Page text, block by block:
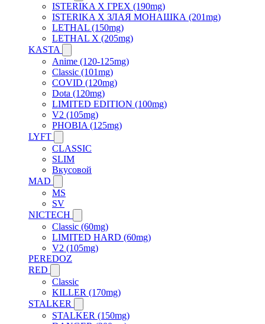
ISTERIKA X ГРЕХ (190mg)
ISTERIKA X ЗЛАЯ МОНАШКА (201mg)
LETHAL (150mg)
LETHAL X (205mg)
KASTA
Anime (120-125mg)
Classic (101mg)
COVID (120mg)
Dota (120mg)
LIMITED EDITION (100mg)
V2 (105mg)
PHOBIA (125mg)
LYFT
CLASSIC
SLIM
Вкусовой
MAD
MS
SV
NICTECH
Classic (60mg)
LIMITED HARD (60mg)
V2 (105mg)
PEREDOZ
RED
Classic
KILLER (170mg)
STALKER
STALKER (150mg)